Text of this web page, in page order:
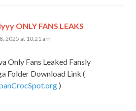
ONLY FANS LEAKS
2025 at 10:21 am
Only Fans Leaked Fansly
Folder Download Link (
)